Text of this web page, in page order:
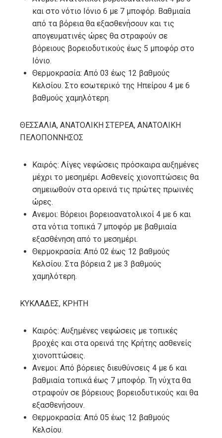
και στο νότιο Ιόνιο 6 με 7 μποφόρ. Βαθμιαία
από τα βόρεια θα εξασθενήσουν και τις
απογευματινές ώρες θα στραφούν σε
βόρειους βορειοδυτικούς έως 5 μποφόρ στο
Ιόνιο.
Θερμοκρασία: Από 03 έως 12 βαθμούς
Κελσίου. Στο εσωτερικό της Ηπείρου 4 με 6
βαθμούς χαμηλότερη.
ΘΕΣΣΑΛΙΑ, ΑΝΑΤΟΛΙΚΗ ΣΤΕΡΕΑ, ΑΝΑΤΟΛΙΚΗ
ΠΕΛΟΠΟΝΝΗΣΟΣ
Καιρός: Λίγες νεφώσεις πρόσκαιρα αυξημένες
μέχρι το μεσημέρι. Ασθενείς χιονοπτώσεις θα
σημειωθούν στα ορεινά τις πρώτες πρωινές
ώρες.
Ανεμοι: Βόρειοι βορειοανατολικοί 4 με 6 και
στα νότια τοπικά 7 μποφόρ με βαθμιαία
εξασθένηση από το μεσημέρι.
Θερμοκρασία: Από 02 έως 12 βαθμούς
Κελσίου. Στα βόρεια 2 με 3 βαθμούς
χαμηλότερη.
ΚΥΚΛΑΔΕΣ, ΚΡΗΤΗ
Καιρός: Αυξημένες νεφώσεις με τοπικές
βροχές και στα ορεινά της Κρήτης ασθενείς
χιονοπτώσεις.
Ανεμοι: Από βόρειες διευθύνσεις 4 με 6 και
βαθμιαία τοπικά έως 7 μποφόρ. Τη νύχτα θα
στραφούν σε βόρειους βορειοδυτικούς και θα
εξασθενήσουν.
Θερμοκρασία: Από 05 έως 12 βαθμούς
Κελσίου.